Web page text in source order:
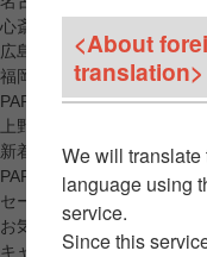
心斎橋PARCO
広島PARCO
福岡PARCO
PARCO_ya
上野
新着アイテムから探す
PARCO限定アイテムから探
セールアイテムから探す
お気に入りから探す
キャンペーン/クーポン対
<About
translation>
We will
language using
service.
Since this